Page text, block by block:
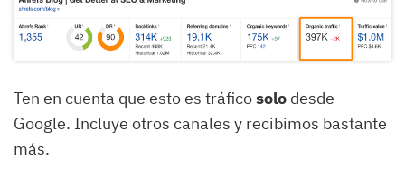
Ten en cuenta que esto es tráficosolo desde
Google. Incluye otros canales y recibimos bastante
más.